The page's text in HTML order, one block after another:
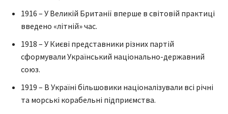
1916 – У Великій Британії вперше в світовій практиці
введено «літній» час.
1918 – У Києві представники різних партій
сформували Український національно-державний
союз.
1919 – В Україні більшовики націоналізували всі річні
та морські корабельні підприємства.